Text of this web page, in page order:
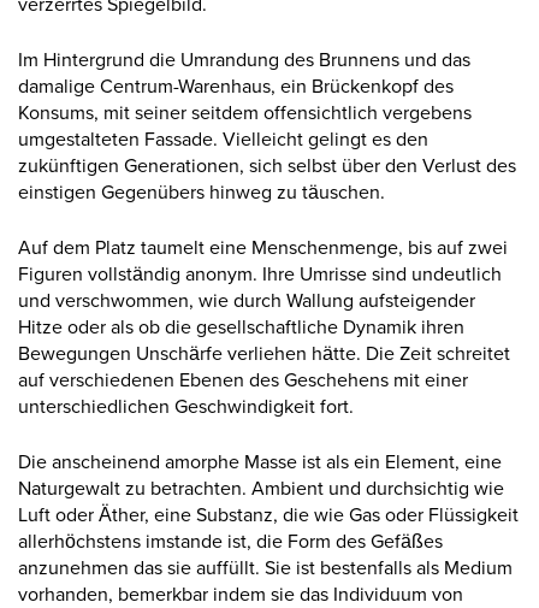
verzerrtes Spiegelbild.
Im Hintergrund die Umrandung des Brunnens und das
damalige Centrum-Warenhaus, ein Brückenkopf des
Konsums, mit seiner seitdem offensichtlich vergebens
umgestalteten Fassade. Vielleicht gelingt es den
zukünftigen Generationen, sich selbst über den Verlust des
einstigen Gegenübers hinweg zu täuschen.
Auf dem Platz taumelt eine Menschenmenge, bis auf zwei
Figuren vollständig anonym. Ihre Umrisse sind undeutlich
und verschwommen, wie durch Wallung aufsteigender
Hitze oder als ob die gesellschaftliche Dynamik ihren
Bewegungen Unschärfe verliehen hätte. Die Zeit schreitet
auf verschiedenen Ebenen des Geschehens mit einer
unterschiedlichen Geschwindigkeit fort.
Die anscheinend amorphe Masse ist als ein Element, eine
Naturgewalt zu betrachten. Ambient und durchsichtig wie
Luft oder Äther, eine Substanz, die wie Gas oder Flüssigkeit
allerhöchstens imstande ist, die Form des Gefäßes
anzunehmen das sie auffüllt. Sie ist bestenfalls als Medium
vorhanden, bemerkbar indem sie das Individuum von